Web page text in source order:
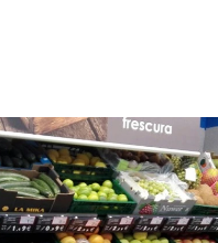
invertir
MÁS
con
tu Marca